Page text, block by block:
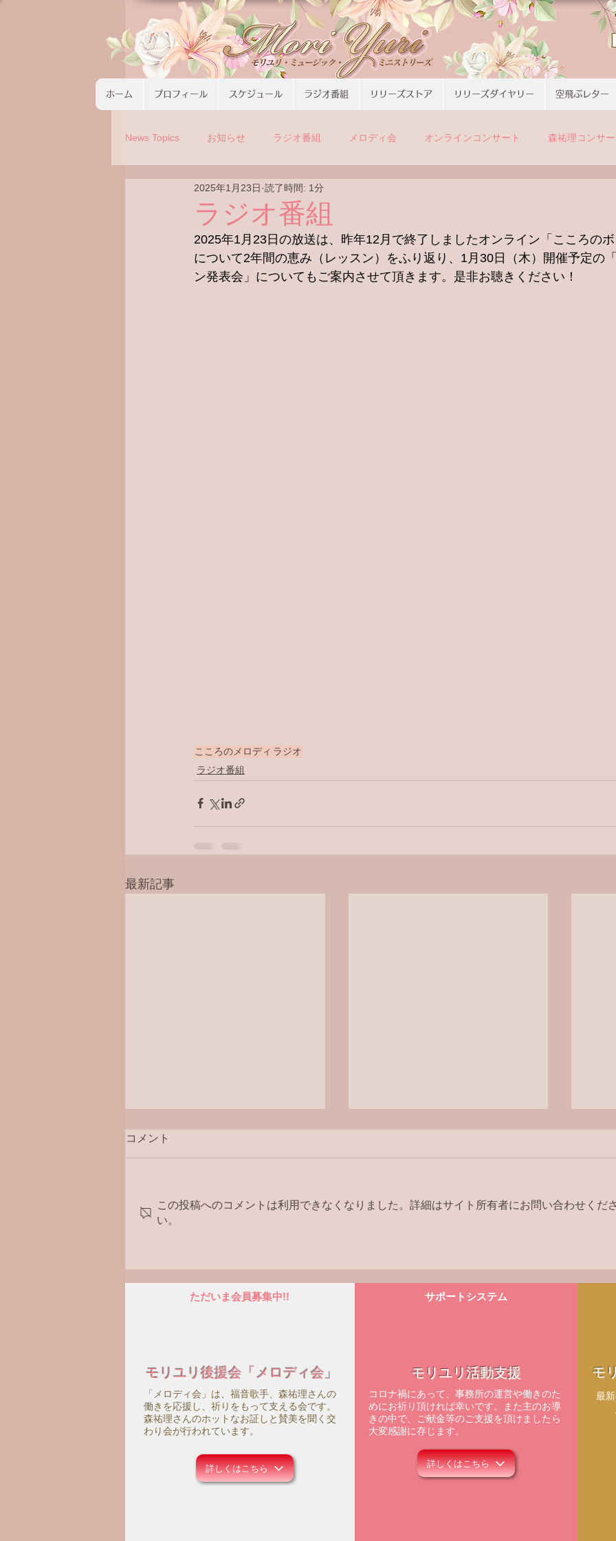
ホーム プロフィール スケジュール ラジオ番組 リリーズストア リリーズダイヤリー 空飛ぶレター
News Topics お知らせ ラジオ番組 メロディ会 オンラインコンサート 森祐理コンサー
コンサート ツアーの募集
ラジオ番組
2025年1月23日 読了時間: 1分
2025年1月23日の放送は、 昨年12月で終了しましたオンライン「こころのボ
について2年間の恵み（レッスン）をふり返り、1月30日（木）開催予定の
ン発表会」についてもご案内させて頂きます。 是非お聴きください！
こころのメロディ ラジオ
ラジオ番組
最新記事
コメント
この投稿へのコメントは利用できなくなりました。詳細はサイト所有者にお問い合わせくださ
い。
ただいま会員募集中!!
モリユリ後援会「メロディ会」
「メロディ会」は、福音歌手、森祐理さんの
働きを応援し、祈りをもって支える会です。
森祐理さんのホットなお証しと賛美を聞く交
わり会が行われています。
詳しくはこちら
サポートシステム
モリユリ活動支援
コロナ禍にあって、事務所の運営や働きのた
めにお祈り頂ければ幸いです。また主のお導
きの中で、ご献金等のご支援を頂けましたら
大変感謝に存じます。
詳しくはこちら
モ
最